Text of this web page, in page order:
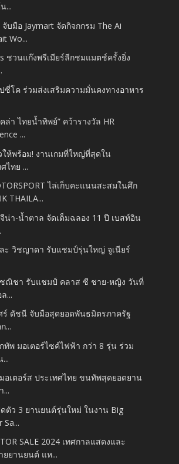
...
จับมือ Jaymart จัดกิจกกรม The Ai
Wo...
ชวนแก๊งพรีเมียร์ลีกชมแมตช์ครั้งยิ่ง
ซี่โค ร่วมส่งเสริมความมั่นคงทางอาหาร
ล่า ไทยน้ำทิพย์” คว้ารางวัล HR
...
ให้พร้อม! งานเกมที่ใหญ่ที่สุดใน
ไทย ...
ไล่เก็บคะแนนสะสมในศึก
THAILA...
น่า-น้ำตาล จัดเต็มฉลอง 11 ปี เบสท์อิน
ะ วิชญาดา รับแชมป์รุ่นใหญ่ จูเนียร์
ณิชา รับแชมป์ คลาส ซี ชาย-หญิง วันที่
...
ร์ ดัชนี จับมือสุดยอดพันธมิตรภาครัฐ
...
ทัพ มอเตอร์ไซค์ไฟฟ้า กว่า 8 รุ่น ร่วม
อเตอร์ส ประเทศไทย ขนทัพสุดยอดยาน
...
ตัว 3 ยานยนต์รุ่นใหม่ ในงาน Big
SALE 2024 เทศกาลแสดงและ
ยยานยนต์ แห...